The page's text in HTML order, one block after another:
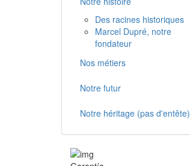
Des racines historiques
Marcel Dupré, notre
fondateur
Nos métiers
Notre futur
Notre héritage (pas d'entête)